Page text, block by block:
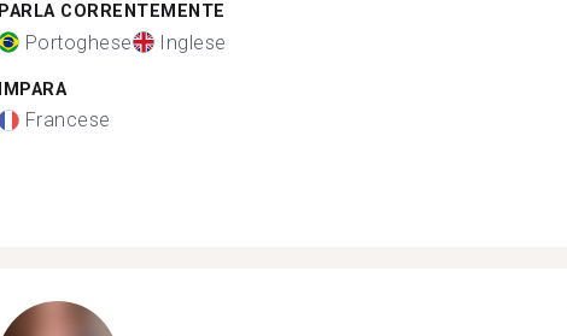
PARLA CORRENTEMENTE
Portoghese Inglese
IMPARA
Francese